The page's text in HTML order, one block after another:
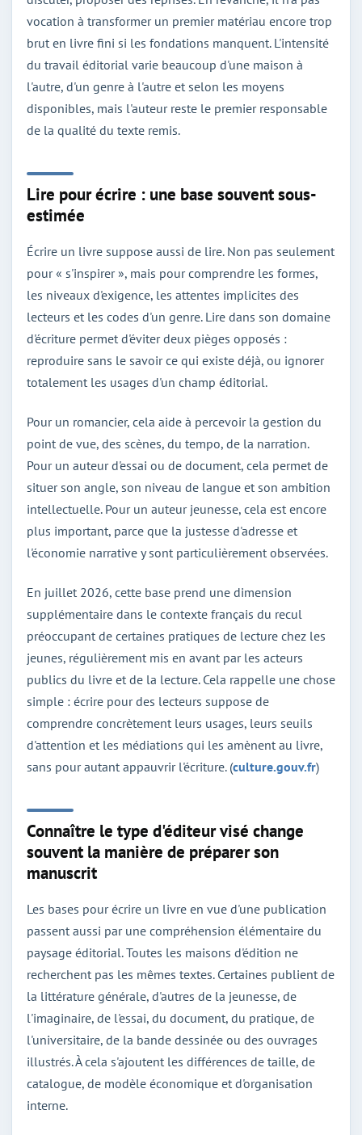
vocation à transformer un premier matériau encore trop
brut en livre fini si les fondations manquent. L'intensité
du travail éditorial varie beaucoup d'une maison à
l'autre, d'un genre à l'autre et selon les moyens
disponibles, mais l'auteur reste le premier responsable
de la qualité du texte remis.
Lire pour écrire : une base souvent sous-
estimée
Écrire un livre suppose aussi de lire. Non pas seulement
pour « s'inspirer », mais pour comprendre les formes,
les niveaux d'exigence, les attentes implicites des
lecteurs et les codes d'un genre. Lire dans son domaine
d'écriture permet d'éviter deux pièges opposés :
reproduire sans le savoir ce qui existe déjà, ou ignorer
totalement les usages d'un champ éditorial.
Pour un romancier, cela aide à percevoir la gestion du
point de vue, des scènes, du tempo, de la narration.
Pour un auteur d'essai ou de document, cela permet de
situer son angle, son niveau de langue et son ambition
intellectuelle. Pour un auteur jeunesse, cela est encore
plus important, parce que la justesse d'adresse et
l'économie narrative y sont particulièrement observées.
En juillet 2026, cette base prend une dimension
supplémentaire dans le contexte français du recul
préoccupant de certaines pratiques de lecture chez les
jeunes, régulièrement mis en avant par les acteurs
publics du livre et de la lecture. Cela rappelle une chose
simple : écrire pour des lecteurs suppose de
comprendre concrètement leurs usages, leurs seuils
d'attention et les médiations qui les amènent au livre,
sans pour autant appauvrir l'écriture. (culture.gouv.fr)
Connaître le type d'éditeur visé change
souvent la manière de préparer son
manuscrit
Les bases pour écrire un livre en vue d'une publication
passent aussi par une compréhension élémentaire du
paysage éditorial. Toutes les maisons d'édition ne
recherchent pas les mêmes textes. Certaines publient de
la littérature générale, d'autres de la jeunesse, de
l'imaginaire, de l'essai, du document, du pratique, de
l'universitaire, de la bande dessinée ou des ouvrages
illustrés. À cela s'ajoutent les différences de taille, de
catalogue, de modèle économique et d'organisation
interne.